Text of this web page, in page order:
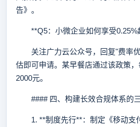
告》。
**Q5：小微企业如何享受0.25%
关注广力云公众号，回复"费率优
估即可申请。某早餐店通过该政策
2000元。
#### 四、构建长效合规体系的
1. **制度先行**：制定《移动支